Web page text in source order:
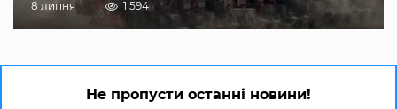
8 липня 1 594
Не пропусти останні новини!